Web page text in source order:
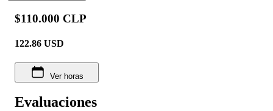
$110.000 CLP
122.86 USD
Ver horas
Evaluaciones